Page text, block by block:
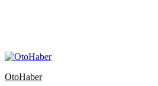
OtoHaber